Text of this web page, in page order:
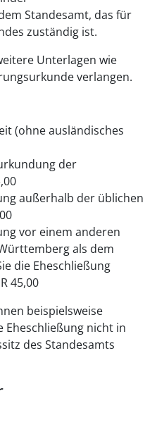
Standesamt, das für
zuständig ist.
Unterlagen wie
verlangen.
(ohne ausländisches
der
außerhalb der üblichen
vor einem anderen
als dem
die Eheschließung
45,00
beispielsweise
Eheschließung nicht in
des Standesamts